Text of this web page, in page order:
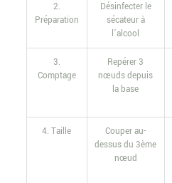
2.
Préparation
Désinfecter le
sécateur à
l’alcool
3.
Comptage
Repérer 3
nœuds depuis
la base
4. Taille
Couper au-
dessus du 3ème
nœud